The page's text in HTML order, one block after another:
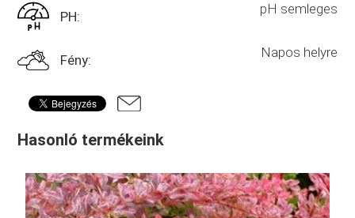
PH: pH semleges
Fény: Napos helyre
Hasonló termékeink